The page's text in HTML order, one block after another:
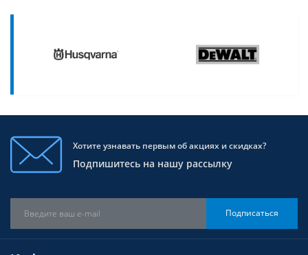
Хотите узнавать первым об акциях и скидках?
Подпишитесь на нашу рассылку
Подписаться